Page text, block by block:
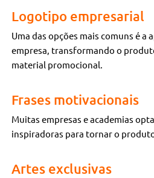
Logotipo empresarial
Uma das opções mais comuns é a
empresa, transformando o
material promocional.
Frases motivacionais
Muitas empresas e academias
inspiradoras para tornar o
Artes exclusivas